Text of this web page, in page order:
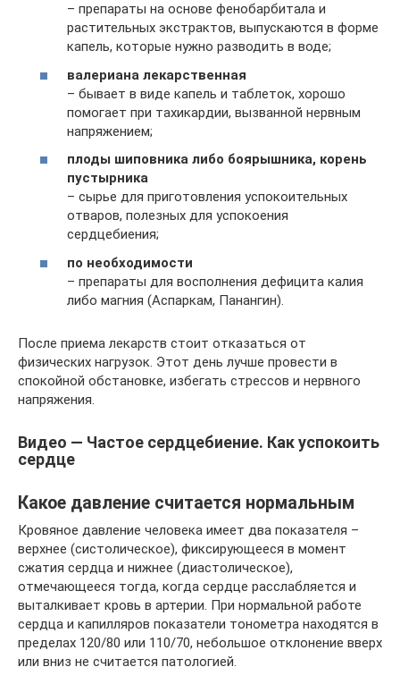
– препараты на основе фенобарбитала и
растительных экстрактов, выпускаются в форме
капель, которые нужно разводить в воде;
валериана лекарственная
– бывает в виде капель и таблеток, хорошо
помогает при тахикардии, вызванной нервным
напряжением;
плоды шиповника либо боярышника, корень
пустырника
– сырье для приготовления успокоительных
отваров, полезных для успокоения
сердцебиения;
по необходимости
– препараты для восполнения дефицита калия
либо магния (Аспаркам, Панангин).
После приема лекарств стоит отказаться от
физических нагрузок. Этот день лучше провести в
спокойной обстановке, избегать стрессов и нервного
напряжения.
Видео — Частое сердцебиение. Как успокоить
сердце
Какое давление считается нормальным
Кровяное давление человека имеет два показателя –
верхнее (систолическое), фиксирующееся в момент
сжатия сердца и нижнее (диастолическое),
отмечающееся тогда, когда сердце расслабляется и
выталкивает кровь в артерии. При нормальной работе
сердца и капилляров показатели тонометра находятся в
пределах 120/80 или 110/70, небольшое отклонение вверх
или вниз не считается патологией.